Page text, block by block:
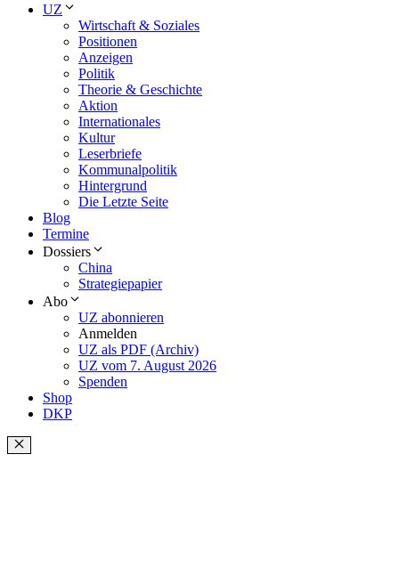
UZ
Wirtschaft & Soziales
Positionen
Anzeigen
Politik
Theorie & Geschichte
Aktion
Internationales
Kultur
Leserbriefe
Kommunalpolitik
Hintergrund
Die Letzte Seite
Blog
Termine
Dossiers
China
Strategiepapier
Abo
UZ abonnieren
Anmelden
UZ als PDF (Archiv)
UZ vom 7. August 2026
Spenden
Shop
DKP
Schließen